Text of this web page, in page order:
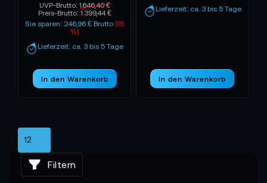
UVP-Brutto: 1.646,40 €
Preis-Brutto: 1.399,44 €
Sie sparen: 246,96 € Brutto(15
%)
Lieferzeit: ca. 3 bis 5 Tage
In den Warenkorb
Lieferzeit: ca. 3 bis 5 Tage
In den Warenkorb
Filtern